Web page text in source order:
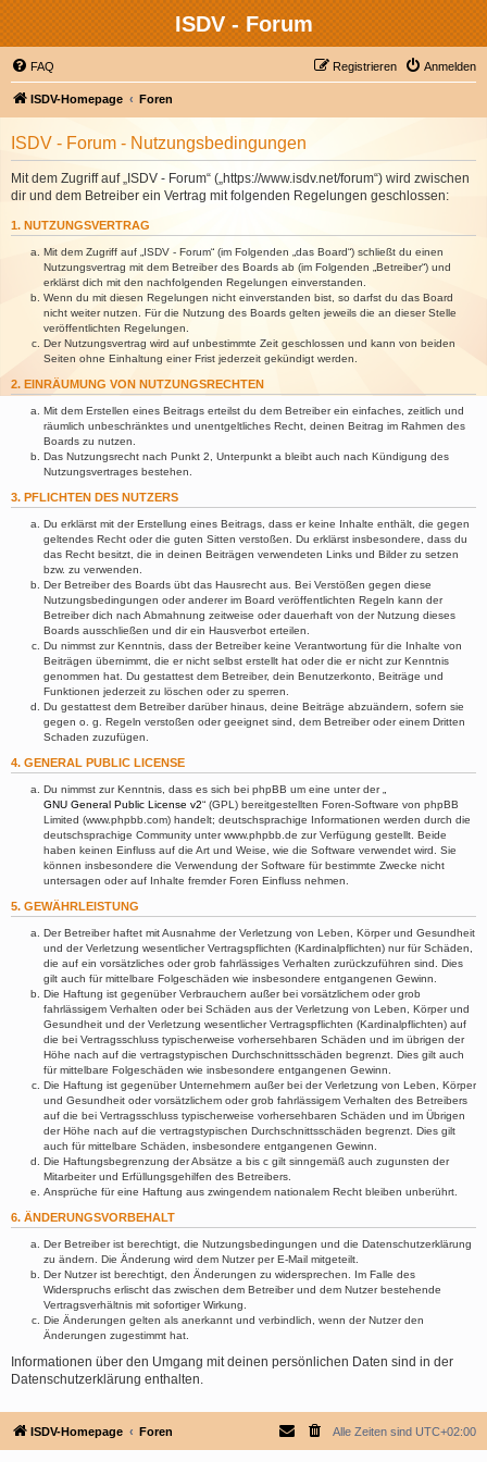
ISDV - Forum
FAQ Anmelden
Registrieren
ISDV-Homepage Foren
ISDV - Forum - Nutzungsbedingungen
Mit dem Zugriff auf „ISDV - Forum“ („https://www.isdv.net/forum“) wird zwischen
dir und dem Betreiber ein Vertrag mit folgenden Regelungen geschlossen:
1. NUTZUNGSVERTRAG
Mit dem Zugriff auf „ISDV - Forum“ (im Folgenden „das Board“) schließt du einen
Nutzungsvertrag mit dem Betreiber des Boards ab (im Folgenden „Betreiber“) und
erklärst dich mit den nachfolgenden Regelungen einverstanden.
Wenn du mit diesen Regelungen nicht einverstanden bist, so darfst du das Board
nicht weiter nutzen. Für die Nutzung des Boards gelten jeweils die an dieser Stelle
veröffentlichten Regelungen.
Der Nutzungsvertrag wird auf unbestimmte Zeit geschlossen und kann von beiden
Seiten ohne Einhaltung einer Frist jederzeit gekündigt werden.
2. EINRÄUMUNG VON NUTZUNGSRECHTEN
Mit dem Erstellen eines Beitrags erteilst du dem Betreiber ein einfaches, zeitlich und
räumlich unbeschränktes und unentgeltliches Recht, deinen Beitrag im Rahmen des
Boards zu nutzen.
Das Nutzungsrecht nach Punkt 2, Unterpunkt a bleibt auch nach Kündigung des
Nutzungsvertrages bestehen.
3. PFLICHTEN DES NUTZERS
Du erklärst mit der Erstellung eines Beitrags, dass er keine Inhalte enthält, die gegen
geltendes Recht oder die guten Sitten verstoßen. Du erklärst insbesondere, dass du
das Recht besitzt, die in deinen Beiträgen verwendeten Links und Bilder zu setzen
bzw. zu verwenden.
Der Betreiber des Boards übt das Hausrecht aus. Bei Verstößen gegen diese
Nutzungsbedingungen oder anderer im Board veröffentlichten Regeln kann der
Betreiber dich nach Abmahnung zeitweise oder dauerhaft von der Nutzung dieses
Boards ausschließen und dir ein Hausverbot erteilen.
Du nimmst zur Kenntnis, dass der Betreiber keine Verantwortung für die Inhalte von
Beiträgen übernimmt, die er nicht selbst erstellt hat oder die er nicht zur Kenntnis
genommen hat. Du gestattest dem Betreiber, dein Benutzerkonto, Beiträge und
Funktionen jederzeit zu löschen oder zu sperren.
Du gestattest dem Betreiber darüber hinaus, deine Beiträge abzuändern, sofern sie
gegen o. g. Regeln verstoßen oder geeignet sind, dem Betreiber oder einem Dritten
Schaden zuzufügen.
4. GENERAL PUBLIC LICENSE
Du nimmst zur Kenntnis, dass es sich bei phpBB um eine unter der „
GNU General Public License v2“ (GPL) bereitgestellten Foren-Software von phpBB
Limited (www.phpbb.com) handelt; deutschsprachige Informationen werden durch die
deutschsprachige Community unter www.phpbb.de zur Verfügung gestellt. Beide
haben keinen Einfluss auf die Art und Weise, wie die Software verwendet wird. Sie
können insbesondere die Verwendung der Software für bestimmte Zwecke nicht
untersagen oder auf Inhalte fremder Foren Einfluss nehmen.
5. GEWÄHRLEISTUNG
Der Betreiber haftet mit Ausnahme der Verletzung von Leben, Körper und Gesundheit
und der Verletzung wesentlicher Vertragspflichten (Kardinalpflichten) nur für Schäden,
die auf ein vorsätzliches oder grob fahrlässiges Verhalten zurückzuführen sind. Dies
gilt auch für mittelbare Folgeschäden wie insbesondere entgangenen Gewinn.
Die Haftung ist gegenüber Verbrauchern außer bei vorsätzlichem oder grob
fahrlässigem Verhalten oder bei Schäden aus der Verletzung von Leben, Körper und
Gesundheit und der Verletzung wesentlicher Vertragspflichten (Kardinalpflichten) auf
die bei Vertragsschluss typischerweise vorhersehbaren Schäden und im übrigen der
Höhe nach auf die vertragstypischen Durchschnittsschäden begrenzt. Dies gilt auch
für mittelbare Folgeschäden wie insbesondere entgangenen Gewinn.
Die Haftung ist gegenüber Unternehmern außer bei der Verletzung von Leben, Körper
und Gesundheit oder vorsätzlichem oder grob fahrlässigem Verhalten des Betreibers
auf die bei Vertragsschluss typischerweise vorhersehbaren Schäden und im Übrigen
der Höhe nach auf die vertragstypischen Durchschnittsschäden begrenzt. Dies gilt
auch für mittelbare Schäden, insbesondere entgangenen Gewinn.
Die Haftungsbegrenzung der Absätze a bis c gilt sinngemäß auch zugunsten der
Mitarbeiter und Erfüllungsgehilfen des Betreibers.
Ansprüche für eine Haftung aus zwingendem nationalem Recht bleiben unberührt.
6. ÄNDERUNGSVORBEHALT
Der Betreiber ist berechtigt, die Nutzungsbedingungen und die Datenschutzerklärung
zu ändern. Die Änderung wird dem Nutzer per E-Mail mitgeteilt.
Der Nutzer ist berechtigt, den Änderungen zu widersprechen. Im Falle des
Widerspruchs erlischt das zwischen dem Betreiber und dem Nutzer bestehende
Vertragsverhältnis mit sofortiger Wirkung.
Die Änderungen gelten als anerkannt und verbindlich, wenn der Nutzer den
Änderungen zugestimmt hat.
Informationen über den Umgang mit deinen persönlichen Daten sind in der
Datenschutzerklärung enthalten.
ISDV-Homepage Foren Alle Zeiten sind UTC+02:00